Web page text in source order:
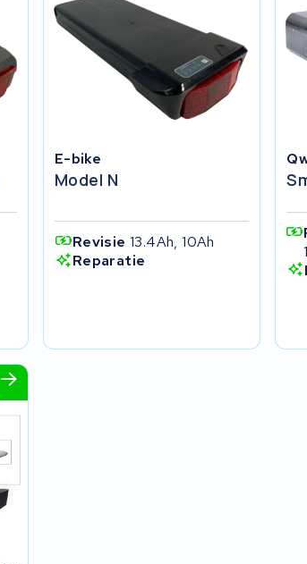
E-bike
Model N
Revisie 13.4Ah, 10Ah
Reparatie